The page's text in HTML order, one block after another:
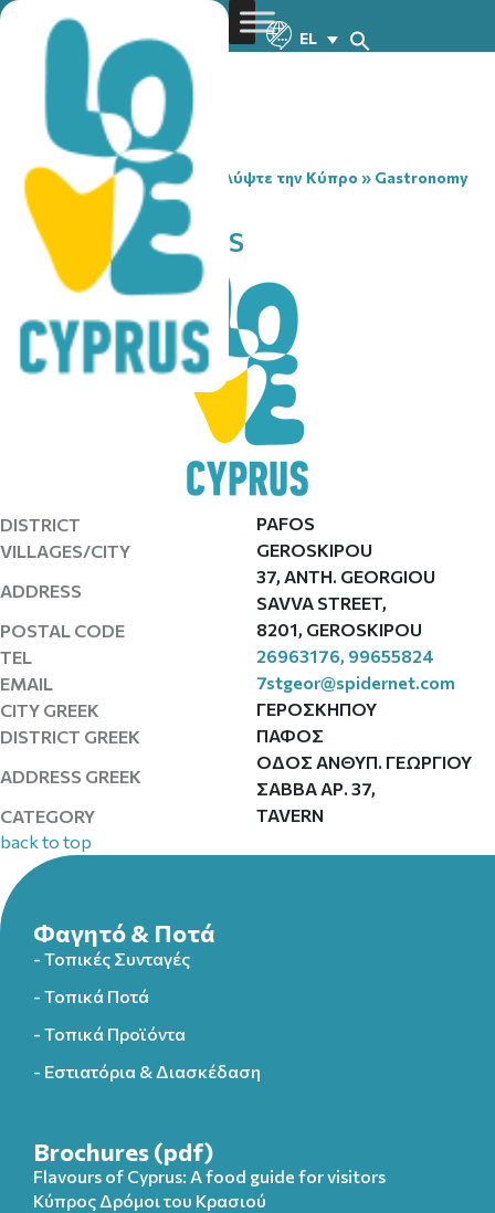
EL
You are here:Home» Ανακαλύψτε την Κύπρο » Gastronomy
» EFTA AI GIORGIDES
EFTA AI GIORGIDES
DISTRICT
PAFOS
VILLAGES/CITY
GEROSKIPOU
ADDRESS
37, ANTH. GEORGIOU
SAVVA STREET,
POSTAL CODE
8201, GEROSKIPOU
TEL
26963176, 99655824
EMAIL
7stgeor@spidernet.com
CITY GREEK
ΓΕΡΟΣΚΗΠΟΥ
DISTRICT GREEK
ΠΑΦΟΣ
ADDRESS GREEK
ΟΔΟΣ ΑΝΘΥΠ. ΓΕΩΡΓΙΟΥ
ΣΑΒΒΑ ΑΡ. 37,
CATEGORY
TAVERN
back to top
Φαγητό & Ποτά
- Τοπικές Συνταγές
- Τοπικά Ποτά
- Τοπικά Προϊόντα
- Εστιατόρια & Διασκέδαση
Brochures (pdf)
Flavours of Cyprus: A food guide for visitors
Κύπρος Δρόμοι του Κρασιού